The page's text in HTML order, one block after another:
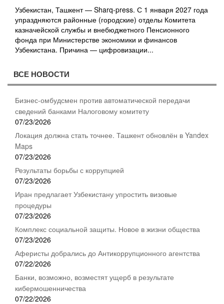
Узбекистан, Ташкент — Sharq-press. С 1 января 2027 года
упраздняются районные (городские) отделы Комитета
казначейской службы и внебюджетного Пенсионного
фонда при Министерстве экономики и финансов
Узбекистана. Причина — цифровизации...
ВСЕ НОВОСТИ
Бизнес-омбудсмен против автоматической передачи
сведений банками Налоговому комитету
07/23/2026
Локация должна стать точнее. Ташкент обновлён в Yandex
Maps
07/23/2026
Результаты борьбы с коррупцией
07/23/2026
Иран предлагает Узбекистану упростить визовые
процедуры
07/23/2026
Комплекс социальной защиты. Новое в жизни общества
07/23/2026
Аферисты добрались до Антикоррупционного агентства
07/22/2026
Банки, возможно, возместят ущерб в результате
кибермошенничества
07/22/2026